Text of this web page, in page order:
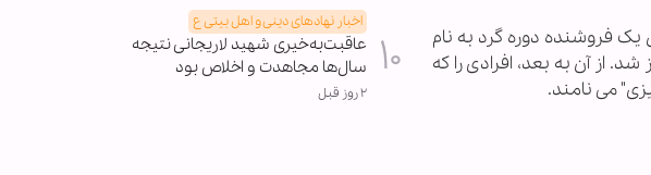
2010 از تونس و با خودسوزی یک فروشنده دوره گرد به نام
از آن به بعد، افرادی را که
می نامند.
اخبار نهادهای دینی و اهل بیتی ع
عاقبت‌به‌خیری شهید لاریجانی نتیجه
سال‌ها مجاهدت و اخلاص بود
۲ روز قبل